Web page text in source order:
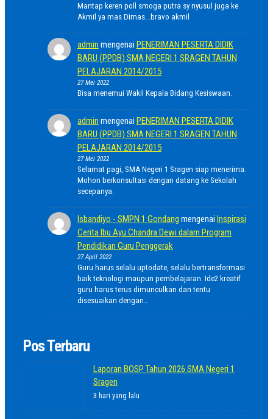
Mantap keren poll smoga putra sy nyusul juga ke
Akmil ya mas Dimas...bravo akmil
admin mengenai PENERIMAN PESERTA DIDIK
BARU (PPDB) SMA NEGERI 1 SRAGEN TAHUN
PELAJARAN 2014/2015
27 Mei 2022
Bisa menemui Wakil Kepala Bidang Kesiswaan.
admin mengenai PENERIMAN PESERTA DIDIK
BARU (PPDB) SMA NEGERI 1 SRAGEN TAHUN
PELAJARAN 2014/2015
27 Mei 2022
Selamat pagi, SMA Negeri 1 Sragen siap menerima.
Mohon berkonsultasi dengan datang ke Sekolah
secepanya.
Isbandiyo - SMPN 1 Gondang mengenai Inspirasi
Cerita Ibu Ayu Chandra Dewi dalam Program
Pendidikan Guru Penggerak
27 April 2022
Guru harus selalu uptodate, selalu bertransformasi
baik teknologi maupun pembelajaran. Ide2 kreatif
guru harus terus dimunculkan dan tentu
disesuaikan dengan…
Pos Terbaru
Laporan BOSP Tahun 2026 SMA Negeri 1
Sragen
3 hari yang lalu